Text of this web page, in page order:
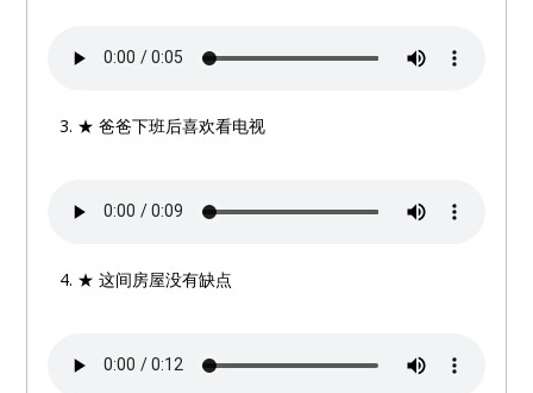
★ 爸爸下班后喜欢看电视
★ 这间房屋没有缺点